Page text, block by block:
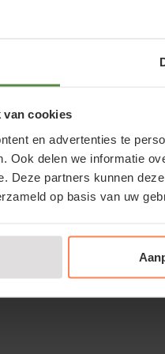
van cookies
en advertenties te
Ook delen we informatie
Deze partners kunnen
op basis van uw
zijn vruchtdragende
telg is de Diospyros
eetbare vruchten die
tuin. Ook het blad en
maar ook als
wel op dat u de
bomen nog iets
graden Celsius.